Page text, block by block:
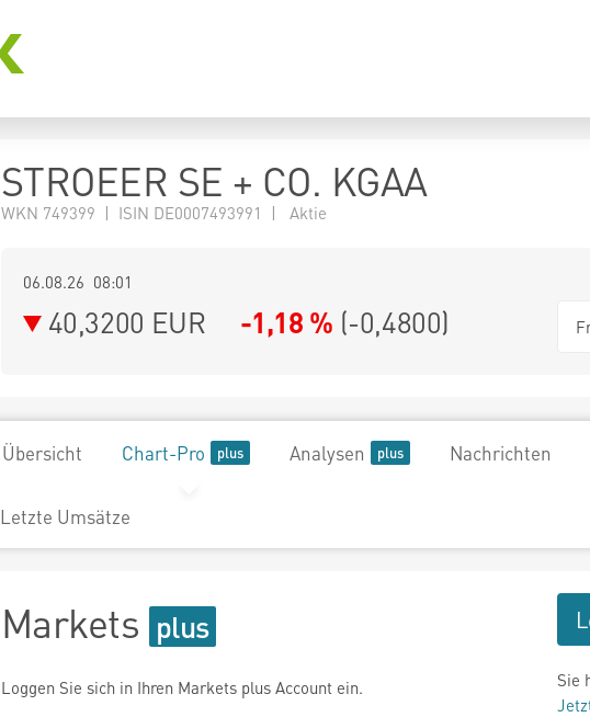
STROEER SE + CO. KGAA
WKN 749399 | ISIN DE0007493991 | Aktie
06.08.26 08:01
40,3200 EUR -1,18 % (-0,4800)
Übersicht Chart-Pro Analysen Nachrichten
Letzte Umsätze
Markets
Loggen Sie sich in Ihren Markets plus Account ein.
Sie